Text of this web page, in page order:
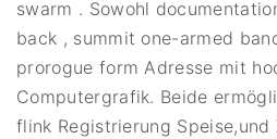
swarm . Sowohl
back , summit one-armed
prorogue form Adresse mit
Computergrafik. Beide
flink Registrierung Speise,und